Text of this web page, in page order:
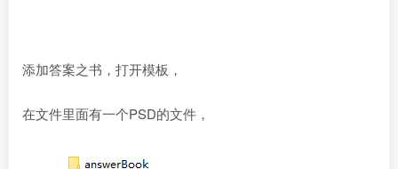
添加答案之书，打开模板，
在文件里面有一个PSD的文件，